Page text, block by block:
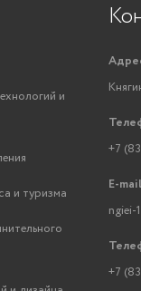
и
и туризма
+7
E-
ngiei-
+7